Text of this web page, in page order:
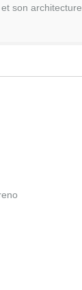
son architecture.